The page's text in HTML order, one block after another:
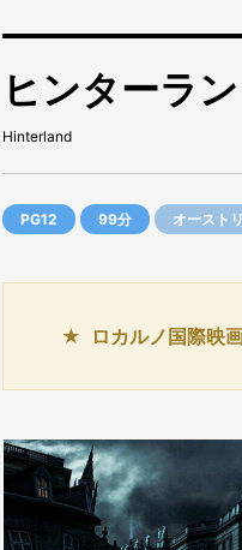
ヒンターラン
Hinterland
PG12 99分 オースト
ロカルノ国際映